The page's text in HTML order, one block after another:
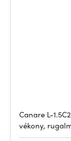
Canare L-
vékony,